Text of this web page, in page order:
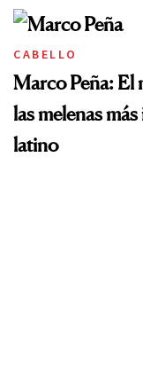
CABELLO
Marco Peña: El
las melenas
latino